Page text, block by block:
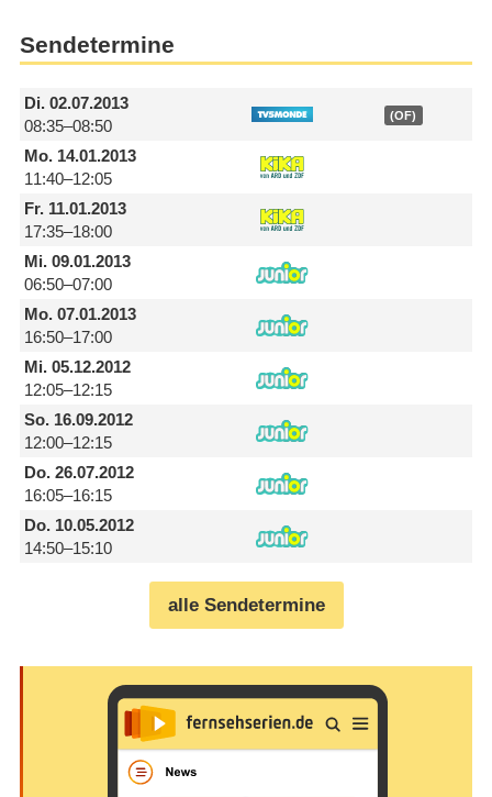
Sendetermine
Di.02.07.2013
08:35–08:50
(OF)
Mo.14.01.2013
11:40–12:05
Fr.11.01.2013
17:35–18:00
Mi.09.01.2013
06:50–07:00
Mo.07.01.2013
16:50–17:00
Mi.05.12.2012
12:05–12:15
So.16.09.2012
12:00–12:15
Do.26.07.2012
16:05–16:15
Do.10.05.2012
14:50–15:10
alle Sendetermine